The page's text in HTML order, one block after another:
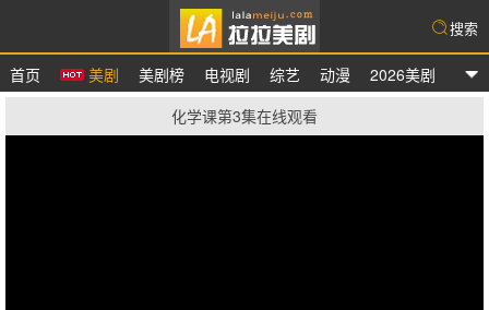
拉拉美剧
首页 美剧 美剧榜 电视剧 综艺 动漫 2026美剧
搜索
化学课第3集在线观看